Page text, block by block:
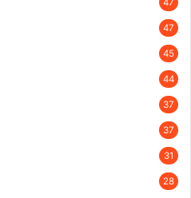
47
45
44
37
37
31
28